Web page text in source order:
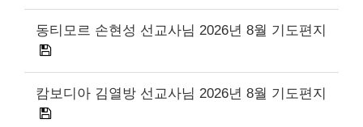
동티모르 손현성 선교사님 2026년 8월 기도편지
캄보디아 김열방 선교사님 2026년 8월 기도편지